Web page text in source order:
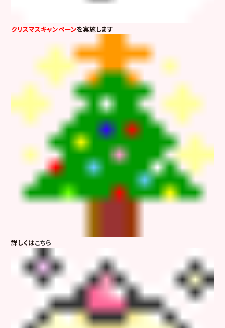
クリスマスキャンペーンを実施します
詳しくはこちら